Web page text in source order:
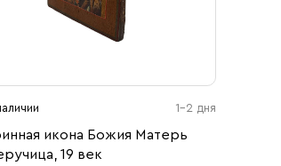
1-2 дня
икона Божия Матерь
19 век